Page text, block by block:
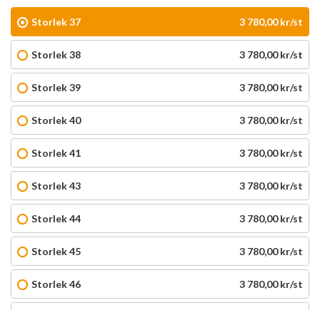
Storlek 37 3 780,00 kr/st
Storlek 38 3 780,00 kr/st
Storlek 39 3 780,00 kr/st
Storlek 40 3 780,00 kr/st
Storlek 41 3 780,00 kr/st
Storlek 43 3 780,00 kr/st
Storlek 44 3 780,00 kr/st
Storlek 45 3 780,00 kr/st
Storlek 46 3 780,00 kr/st